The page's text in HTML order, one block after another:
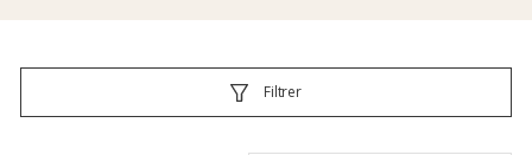
Filtrer